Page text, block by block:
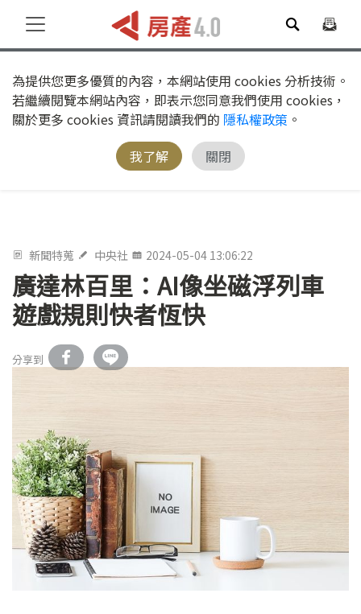
為提供您更多優質的內容，本網站使用 cookies 分析技術。
若繼續閱覽本網站內容，即表示您同意我們使用 cookies，
關於更多 cookies 資訊請閱讀我們的 隱私權政策 。
我了解
關閉
新聞特蒐 中央社 2024-05-04 13:06:22
廣達林百里：AI像坐磁浮列車
遊戲規則快者恆快
分享到